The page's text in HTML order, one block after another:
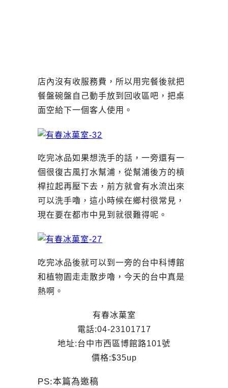
店內沒有收服務費，所以用完餐後就把
餐盤碗盤自己動手放到回收區吧，把桌
面空給下一個客人使用。
吃完冰品如果想洗手的話，一旁還有一
個很復古風打水幫浦，從幫浦後方的槓
桿拉起再壓下去，前方就會有水流出來
可以洗手嚕，這小時候在鄉村很常見，
現在要在都市中見到就很難得呢。
吃完冰品後就可以到一旁的台中科博館
和植物園走走散步嚕，今天的台中真是
熱啊。
有春冰菓室
電話:04-23101717
地址:台中市西區博館路101號
價格:$35up
PS:本篇為邀稿